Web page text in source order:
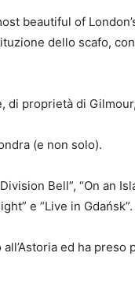
beautiful of
dello scafo,
di proprietà di
(e non solo).
Bell”, “On an
e “Live in Gdańsk”.
ed ha preso